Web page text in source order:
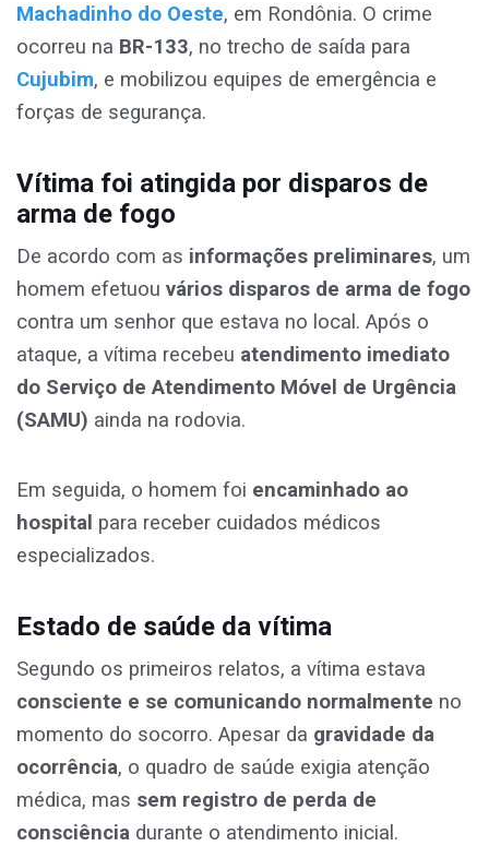
Machadinho do Oeste, em Rondônia. O crime
ocorreu na BR-133, no trecho de saída para
Cujubim, e mobilizou equipes de emergência e
forças de segurança.
Vítima foi atingida por disparos de
arma de fogo
De acordo com as informações preliminares, um
homem efetuou vários disparos de arma de fogo
contra um senhor que estava no local. Após o
ataque, a vítima recebeu atendimento imediato
do Serviço de Atendimento Móvel de Urgência
(SAMU) ainda na rodovia.
Em seguida, o homem foi encaminhado ao
hospital para receber cuidados médicos
especializados.
Estado de saúde da vítima
Segundo os primeiros relatos, a vítima estava
consciente e se comunicando normalmente no
momento do socorro. Apesar da gravidade da
ocorrência, o quadro de saúde exigia atenção
médica, mas sem registro de perda de
consciência durante o atendimento inicial.